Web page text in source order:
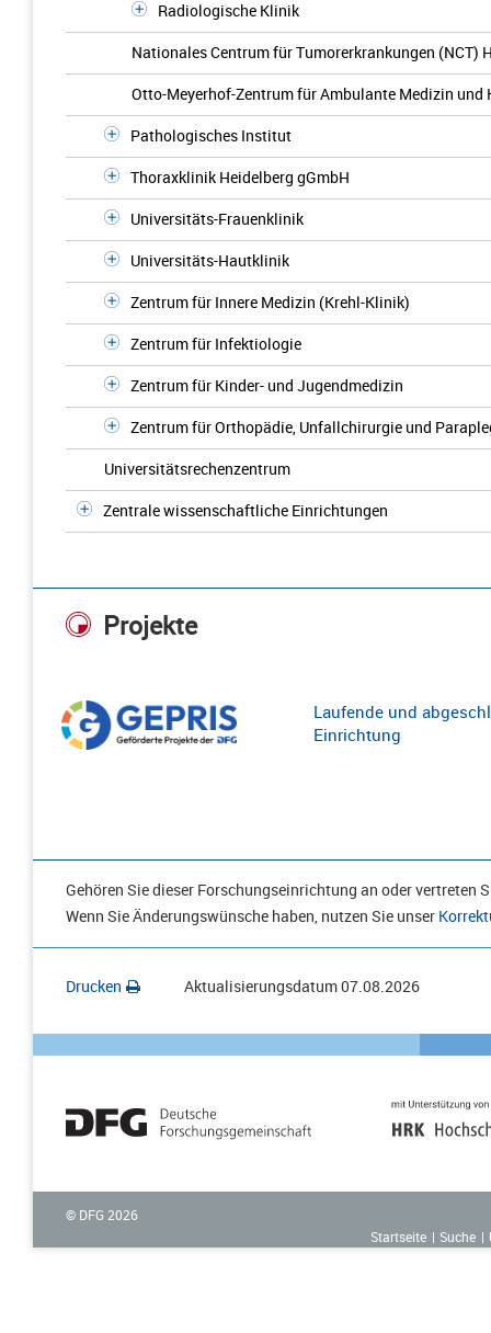
Radiologische Klinik
Nationales Centrum für Tumorerkrankungen (NCT)
Otto-Meyerhof-Zentrum für Ambulante Medizin und
Pathologisches Institut
Thoraxklinik Heidelberg gGmbH
Universitäts-Frauenklinik
Universitäts-Hautklinik
Zentrum für Innere Medizin (Krehl-Klinik)
Zentrum für Infektiologie
Zentrum für Kinder- und Jugendmedizin
Zentrum für Orthopädie, Unfallchirurgie und
Universitätsrechenzentrum
Zentrale wissenschaftliche Einrichtungen
Projekte
Laufende und
Einrichtung
Gehören Sie dieser Forschungseinrichtung an oder vertreten
Wenn Sie Änderungswünsche haben, nutzen Sie unser
Drucken Aktualisierungsdatum07.08.2026
© DFG 2026
Startseite
Suche